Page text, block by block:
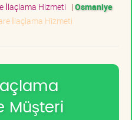
İlaçlama Hizmeti | Osmaniye
İlaçlama Hizmeti
Müşteri